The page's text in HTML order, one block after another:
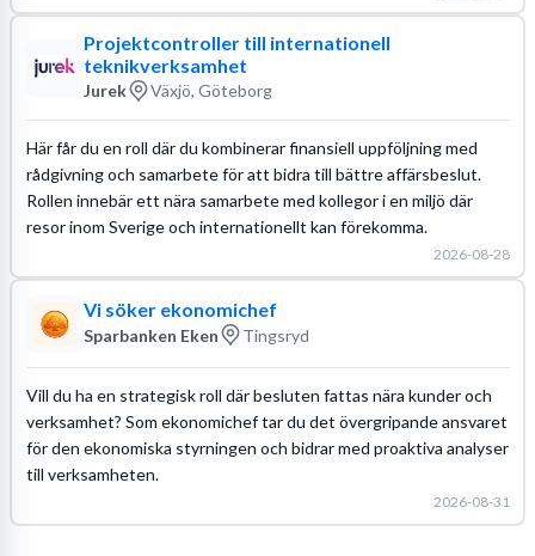
Projektcontroller till internationell
teknikverksamhet
Jurek Växjö, Göteborg
Här får du en roll där du kombinerar finansiell uppföljning med
rådgivning och samarbete för att bidra till bättre affärsbeslut.
Rollen innebär ett nära samarbete med kollegor i en miljö där
resor inom Sverige och internationellt kan förekomma.
2026-08-28
Vi söker ekonomichef
Sparbanken Eken Tingsryd
Vill du ha en strategisk roll där besluten fattas nära kunder och
verksamhet? Som ekonomichef tar du det övergripande ansvaret
för den ekonomiska styrningen och bidrar med proaktiva analyser
till verksamheten.
2026-08-31